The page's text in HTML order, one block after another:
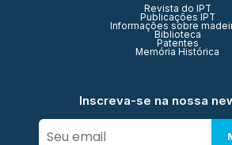
Revista do IPT
Publicações IPT
Informações sobre
Biblioteca
Patentes
Memória Histórica
Inscreva-se na nossa